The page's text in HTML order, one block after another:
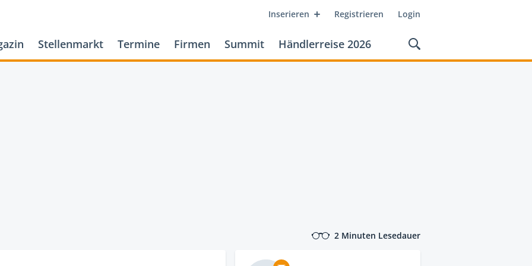
Inserieren Registrieren Login
Stellenmarkt Termine Firmen Summit Händlerreise 2026
2 Minuten Lesedauer